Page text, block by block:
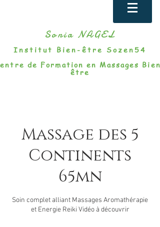
Sonia NAGEL
Institut Bien-être Sozen54
de Formation en Massages Bien-
être
Massage des 5
Continents
65mn
Soin complet alliant Massages Aromathérapie
et Energie Reiki Vidéo à découvrir